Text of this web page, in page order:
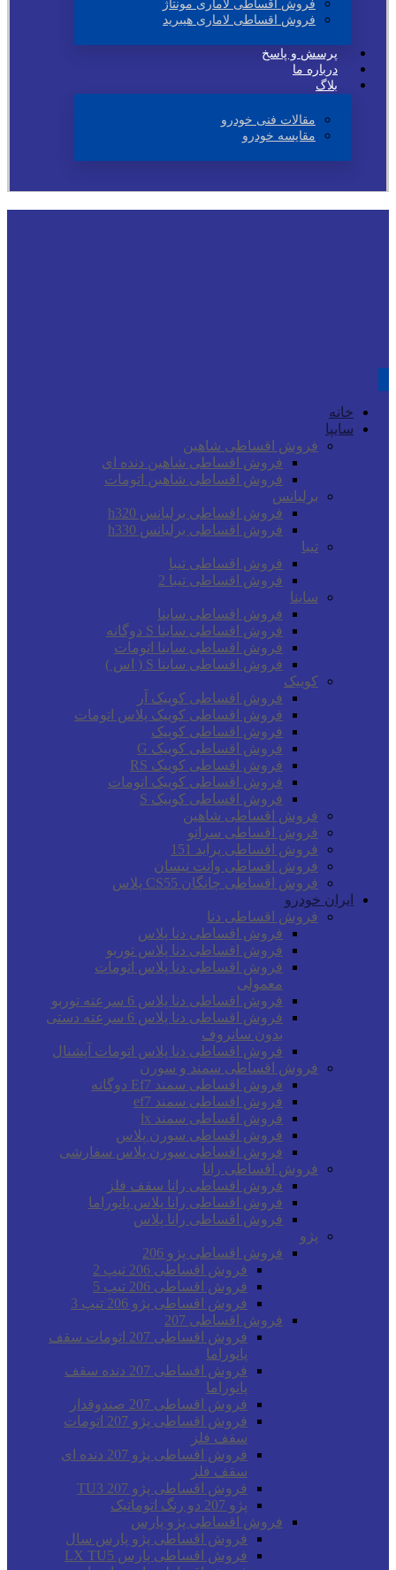
فروش اقساطی لاماری مونتاژ
فروش اقساطی لاماری هیبرید
پرسش و پاسخ
درباره ما
بلاگ
مقالات فنی خودرو
مقایسه خودرو
خانه
سایپا
فروش اقساطی شاهین
فروش اقساطی شاهین دنده ای
فروش اقساطی شاهین اتومات
برلیانس
فروش اقساطی برلیانس h320
فروش اقساطی برلیانس h330
تیبا
فروش اقساطی تیبا
فروش اقساطی تیبا 2
ساینا
فروش اقساطی ساینا
فروش اقساطی ساینا S دوگانه
فروش اقساطی ساینا اتومات
فروش اقساطی ساینا S ( اس )
کوییک
فروش اقساطی کوییک آر
فروش اقساطی کوییک پلاس اتومات
فروش اقساطی کوییک
فروش اقساطی کوییک G
فروش اقساطی کوییک RS
فروش اقساطی کوییک اتومات
فروش اقساطی کوییک S
فروش اقساطی شاهین
فروش اقساطی سراتو
فروش اقساطی پراید 151
فروش اقساطی وانت نیسان
فروش اقساطی چانگان CS55 پلاس
ایران خودرو
فروش اقساطی دنا
فروش اقساطی دنا پلاس
فروش اقساطی دنا پلاس توربو
فروش اقساطی دنا پلاس اتومات
معمولی
فروش اقساطی دنا پلاس 6 سرعته توربو
فروش اقساطی دنا پلاس 6 سرعته دستی
بدون سانروف
فروش اقساطی دنا پلاس اتومات آپشنال
فروش اقساطی سمند و سورن
فروش اقساطی سمند Ef7 دوگانه
فروش اقساطی سمند ef7
فروش اقساطی سمند lx
فروش اقساطی سورن پلاس
فروش اقساطی سورن پلاس سفارشی
فروش اقساطی رانا
فروش اقساطی رانا سقف فلز
فروش اقساطی رانا پلاس پانوراما
فروش اقساطی رانا پلاس
پژو
فروش اقساطی پژو 206
فروش اقساطی 206 تیپ 2
فروش اقساطی 206 تیپ 5
فروش اقساطی پژو 206 تیپ 3
فروش اقساطی 207
فروش اقساطی 207 اتومات سقف
پانوراما
فروش اقساطی 207 دنده سقف
پانوراما
فروش اقساطی 207 صندوقدار
فروش اقساطی پژو 207 اتومات
سقف فلز
فروش اقساطی پژو 207 دنده ای
سقف فلز
فروش اقساطی پژو 207 TU3
پژو 207 دو رنگ اتوماتیک
فروش اقساطی پژو پارس
فروش اقساطی پژو پارس سال
فروش اقساطی پارس LX TU5